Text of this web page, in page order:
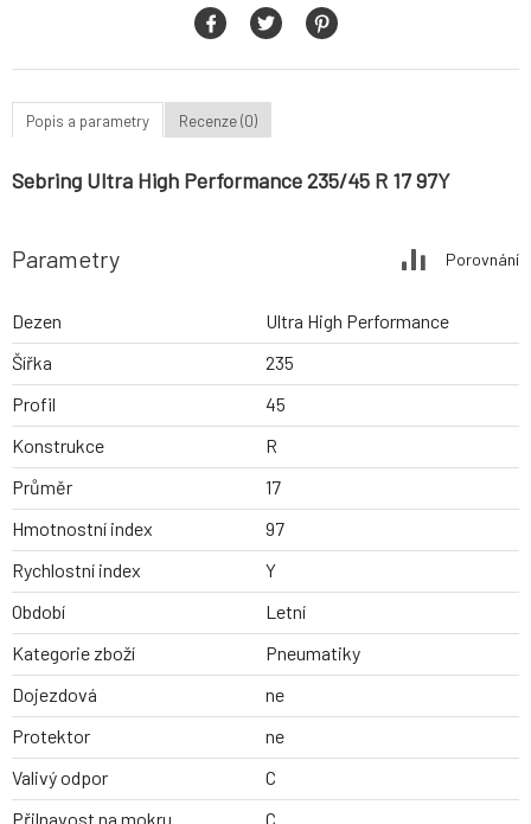
Popis a parametry Recenze (0)
Sebring Ultra High Performance 235/45 R 17 97Y
Parametry Porovnání
Dezen
Ultra High Performance
Šířka
235
Profil
45
Konstrukce
R
Průměr
17
Hmotnostní index
97
Rychlostní index
Y
Období
Letní
Kategorie zboží
Pneumatiky
Dojezdová
ne
Protektor
ne
Valivý odpor
C
Přilnavost na mokru
C